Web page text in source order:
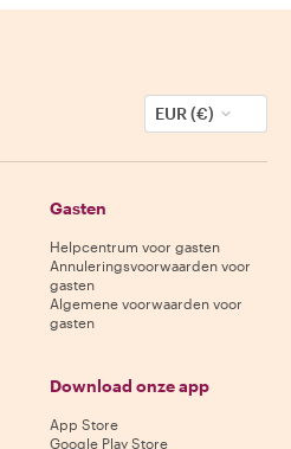
EUR (€)
Gasten
Helpcentrum voor gasten
Annuleringsvoorwaarden voor
gasten
Algemene voorwaarden voor
gasten
Download onze app
App Store
Google Play Store